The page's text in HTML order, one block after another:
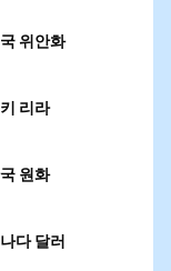
위안화
리라
원화
다 달러